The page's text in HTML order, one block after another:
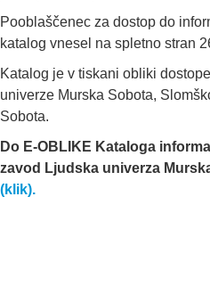
Pooblaščenec za dostop do
katalog vnesel na spletno stran
Katalog je v tiskani obliki
univerze Murska Sobota,
Sobota.
Do E-OBLIKE Kataloga
zavod Ljudska univerza
(klik).